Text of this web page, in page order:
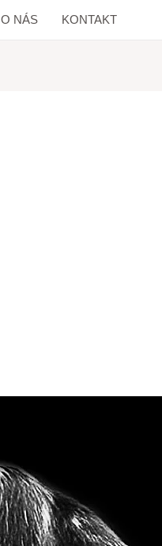
O NÁS KONTAKT